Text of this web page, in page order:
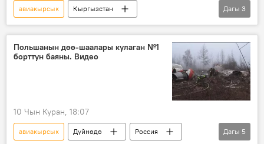
авиакырсык
Кыргызстан
"Манас" эл аралык аэропорту
Tez Jet
учак
Дагы 3
Польшанын дөө-шаалары кулаган №1
борттун баяны. Видео
10 Чын Куран, 18:07
авиакырсык Дүйнөдө
Россия
Дагы 5